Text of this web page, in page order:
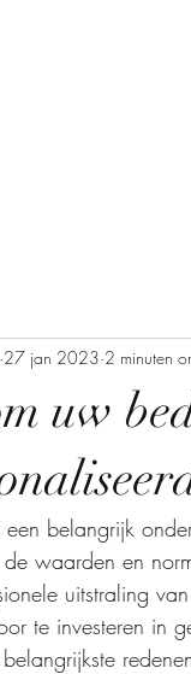
uw
27 jan 2023 2 minuten
een belangrijk
waarden en
uitstraling
te investeren in